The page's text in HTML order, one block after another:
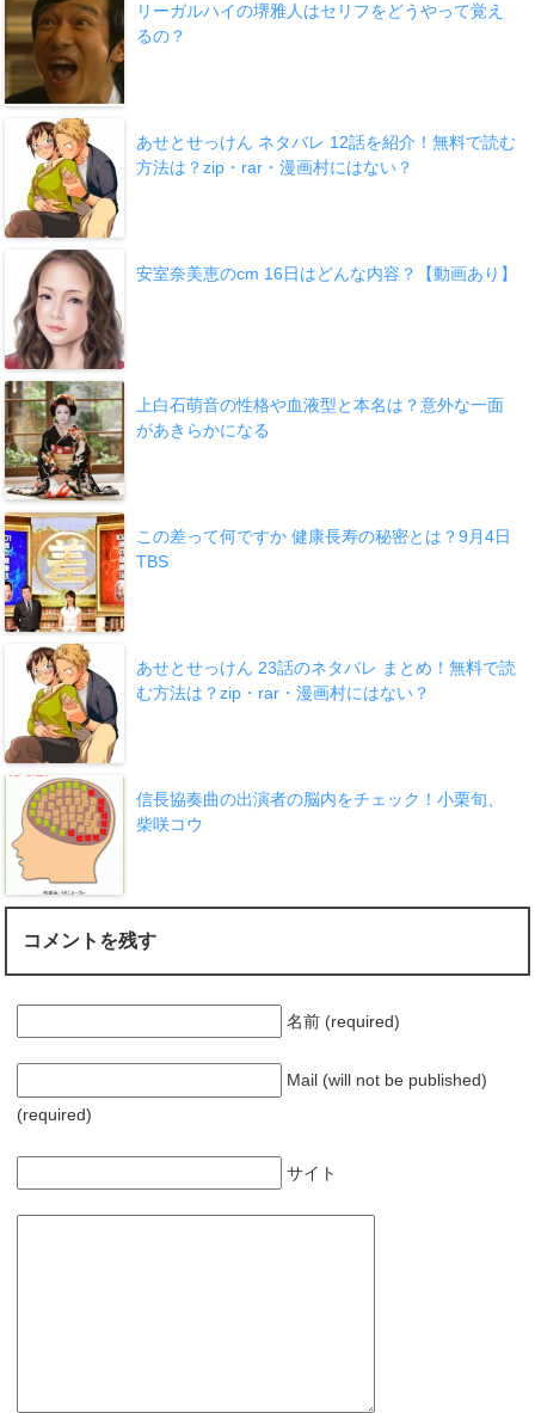
リーガルハイの堺雅人はセリフをどうやって覚え
るの？
あせとせっけん ネタバレ 12話を紹介！無料で読む
方法は？zip・rar・漫画村にはない？
安室奈美恵のcm 16日はどんな内容？【動画あり】
上白石萌音の性格や血液型と本名は？意外な一面
があきらかになる
この差って何ですか 健康長寿の秘密とは？9月4日
TBS
あせとせっけん 23話のネタバレ まとめ！無料で読
む方法は？zip・rar・漫画村にはない？
信長協奏曲の出演者の脳内をチェック！小栗旬、
柴咲コウ
コメントを残す
名前 (required)
Mail (will not be published)
(required)
サイト